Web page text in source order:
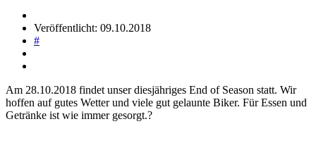
Veröffentlicht: 09.10.2018
#
Am 28.10.2018 findet unser diesjähriges End of Season statt. Wir
hoffen auf gutes Wetter und viele gut gelaunte Biker. Für Essen und
Getränke ist wie immer gesorgt.?